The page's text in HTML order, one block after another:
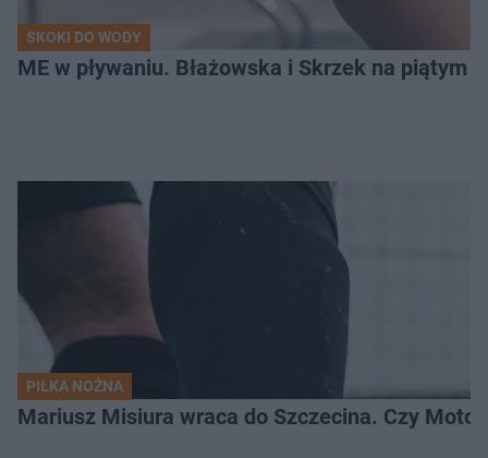
SKOKI DO WODY
ME w pływaniu. Błażowska i Skrzek na piątym
PIŁKA NOŻNA
Mariusz Misiura wraca do Szczecina. Czy